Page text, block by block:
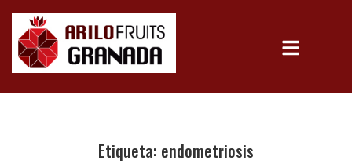
Etiqueta: endometriosis